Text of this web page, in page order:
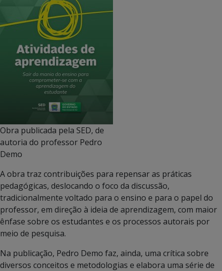
Obra publicada pela SED, de
autoria do professor Pedro
Demo
A obra traz contribuições para repensar as práticas
pedagógicas, deslocando o foco da discussão,
tradicionalmente voltado para o ensino e para o papel do
professor, em direção à ideia de aprendizagem, com maior
ênfase sobre os estudantes e os processos autorais por
meio de pesquisa.
Na publicação, Pedro Demo faz, ainda, uma crítica sobre
diversos conceitos e metodologias e elabora uma série de